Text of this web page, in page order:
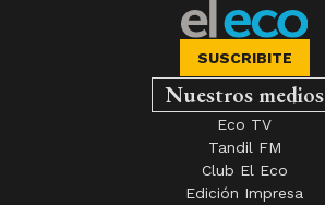
SUSCRIBITE
Nuestros medios
Eco TV
Tandil FM
Club El Eco
Edición Impresa